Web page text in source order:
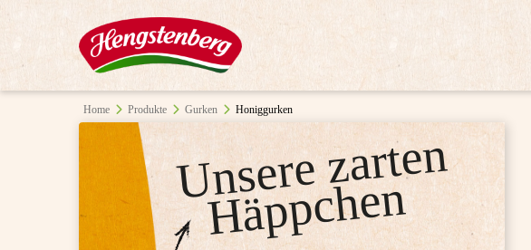
Home Produkte Gurken Honiggurken
U
n
s
er
e
z
art
e
n
H
ä
p
p
c
h
e
n